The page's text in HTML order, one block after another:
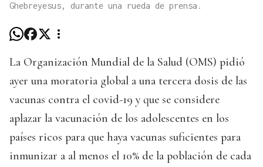
Ghebreyesus, durante una rueda de prensa.
La Organización Mundial de la Salud (OMS) pidió
ayer una moratoria global a una tercera dosis de las
vacunas contra el covid-19 y que se considere
aplazar la vacunación de los adolescentes en los
países ricos para que haya vacunas suficientes para
inmunizar a al menos el 10% de la población de cada